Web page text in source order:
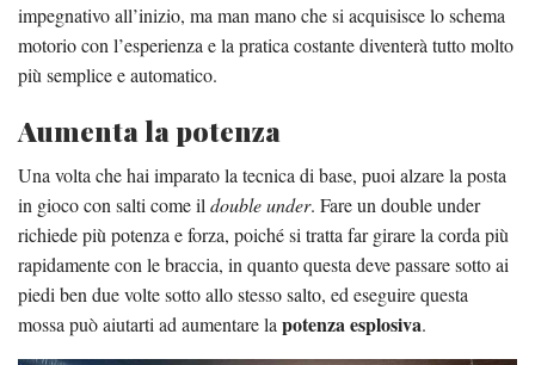
impegnativo all’inizio, ma man mano che si acquisisce lo schema
motorio con l’esperienza e la pratica costante diventerà tutto molto
più semplice e automatico.
Aumenta la potenza
Una volta che hai imparato la tecnica di base, puoi alzare la posta
in gioco con salti come il double under. Fare un double under
richiede più potenza e forza, poiché si tratta far girare la corda più
rapidamente con le braccia, in quanto questa deve passare sotto ai
piedi ben due volte sotto allo stesso salto, ed eseguire questa
mossa può aiutarti ad aumentare la potenza esplosiva.